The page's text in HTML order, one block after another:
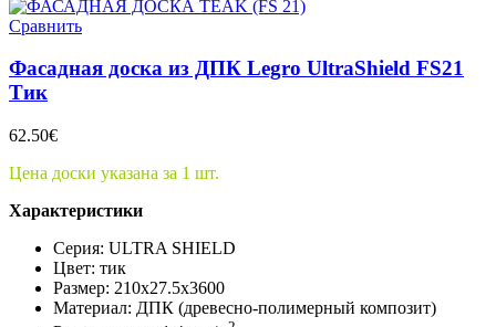
Сравнить
Фасадная доска из ДПК Legro UltraShield FS21
Тик
62.50€
Цена доски указана за 1 шт.
Характеристики
Серия: ULTRA SHIELD
Цвет: тик
Размер: 210x27.5x3600
Материал: ДПК (древесно-полимерный композит)